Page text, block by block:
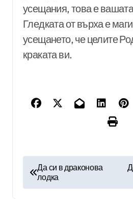
усещания, това е
Гледката от върха е
усещането, че целите
краката ви.
Да си в драконова
лодка